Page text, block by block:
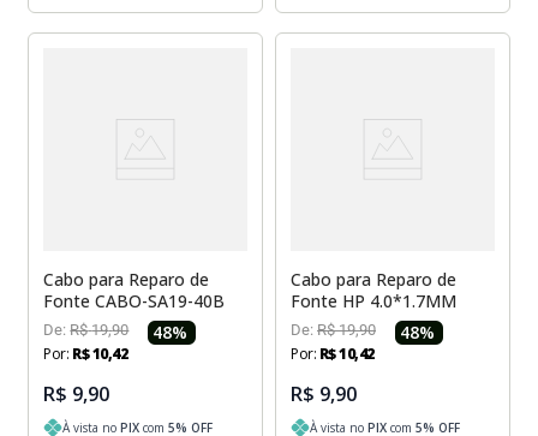
Cabo para Reparo de
Fonte CABO-SA19-40B
De:R$ 19,90 48%
Por: R$10,42
R$ 9,90
À vista noPIX com5% OFF
Cabo para Reparo de
Fonte HP 4.0*1.7MM
De: R$ 19,90 48%
Por: R$10,42
R$ 9,90
À vista no PIX com 5% OFF